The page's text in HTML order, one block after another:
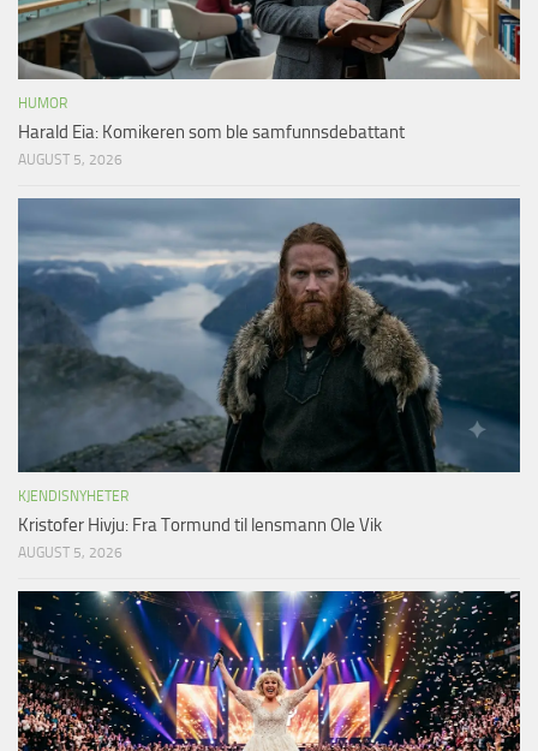
HUMOR
Harald Eia: Komikeren som ble samfunnsdebattant
AUGUST 5, 2026
KJENDISNYHETER
Kristofer Hivju: Fra Tormund til lensmann Ole Vik
AUGUST 5, 2026